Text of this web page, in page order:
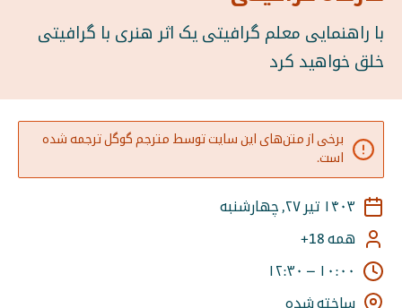
با راهنمایی معلم گرافیتی یک اثر هنری با گرافیتی
خلق خواهید کرد
برخی از متن‌های این سایت توسط مترجم گوگل ترجمه شده
است.
۱۴۰۳ تیر ۲۷, چهارشنبه
همه 18+
۱۰:۰۰ – ۱۲:۳۰
ساخته شده